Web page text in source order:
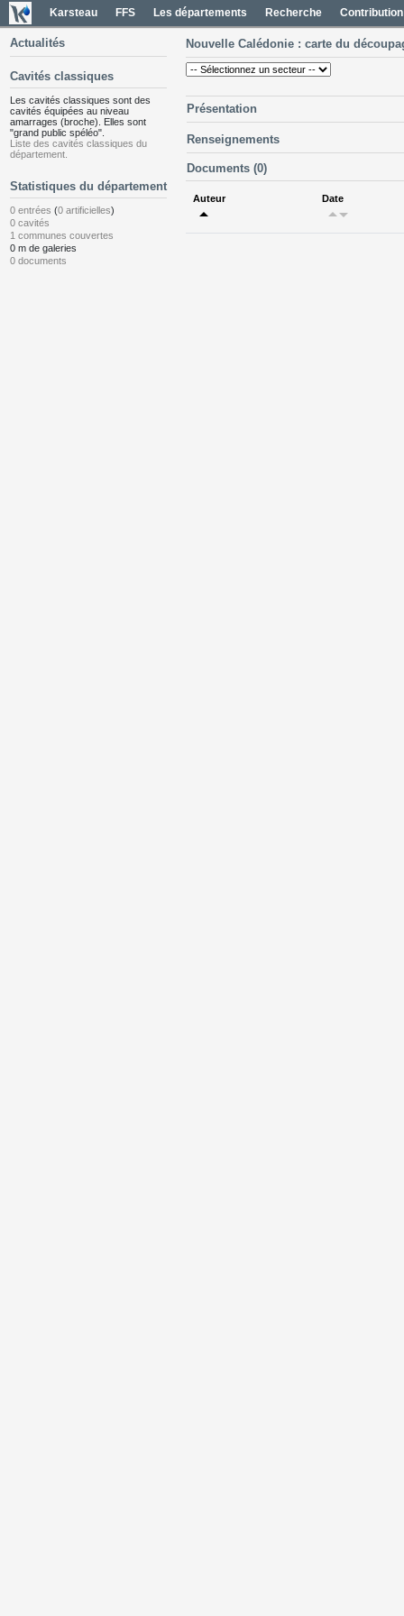
Karsteau FFS Les départements Recherche Contribution
Actualités
Cavités classiques
Les cavités classiques sont des
cavités équipées au niveau
amarrages (broche). Elles sont
"grand public spéléo".
Liste des cavités classiques du
département.
Statistiques du département
0 entrées (0 artificielles)
0 cavités
1 communes couvertes
0 m de galeries
0 documents
Nouvelle Calédonie : carte du
Présentation
Renseignements
Documents (0)
Auteur
arrow_drop_up
Date
arrow_drop_up
arrow_drop_down